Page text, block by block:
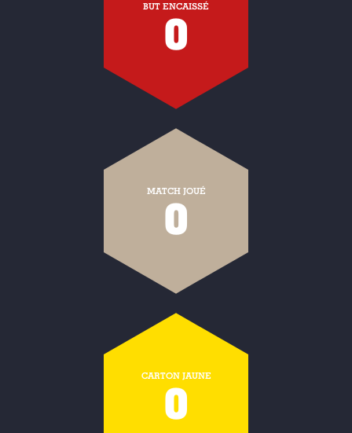
BUT ENCAISSÉ
0
MATCH JOUÉ
0
CARTON JAUNE
0